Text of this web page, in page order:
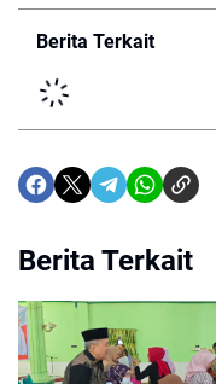
Berita Terkait
Berita Terkait